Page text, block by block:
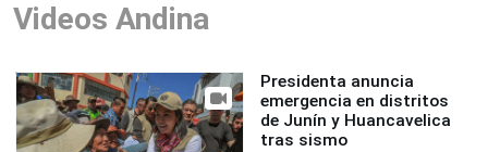
Videos Andina
Presidenta anuncia
emergencia en distritos
de Junín y Huancavelica
tras sismo